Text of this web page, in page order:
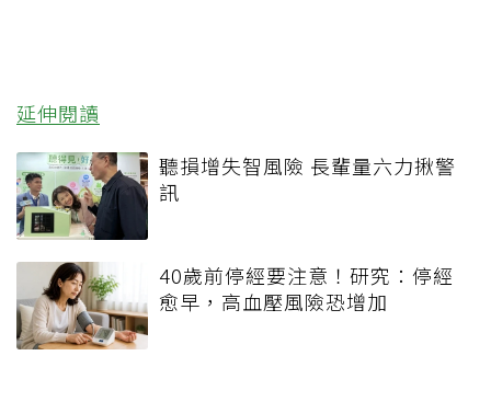
延伸閱讀
聽損增失智風險 長輩量六力揪警
訊
40歲前停經要注意！研究：停經
愈早，高血壓風險恐增加